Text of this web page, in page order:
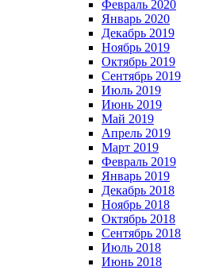
Февраль 2020
Январь 2020
Декабрь 2019
Ноябрь 2019
Октябрь 2019
Сентябрь 2019
Июль 2019
Июнь 2019
Май 2019
Апрель 2019
Март 2019
Февраль 2019
Январь 2019
Декабрь 2018
Ноябрь 2018
Октябрь 2018
Сентябрь 2018
Июль 2018
Июнь 2018